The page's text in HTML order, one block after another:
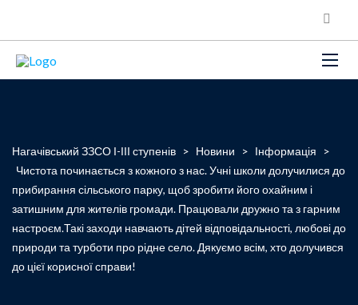
Нагачівський ЗЗСО І-ІІІ ступенів > Новини > Інформація
>
Чистота починається з кожного з нас. Учні школи долучилися до
прибирання сільського парку, щоб зробити його охайним і
затишним для жителів громади. Працювали дружно та з гарним
настроєм.Такі заходи навчають дітей відповідальності, любові до
природи та турботи про рідне село. Дякуємо всім, хто долучився
до цієї корисної справи!